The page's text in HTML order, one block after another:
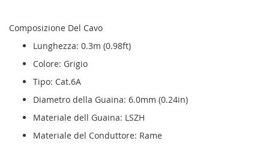
Composizione Del Cavo
Lunghezza: 0.3m (0.98ft)
Colore: Grigio
Tipo: Cat.6A
Diametro della Guaina: 6.0mm (0.24in)
Materiale dell Guaina: LSZH
Materiale del Conduttore: Rame